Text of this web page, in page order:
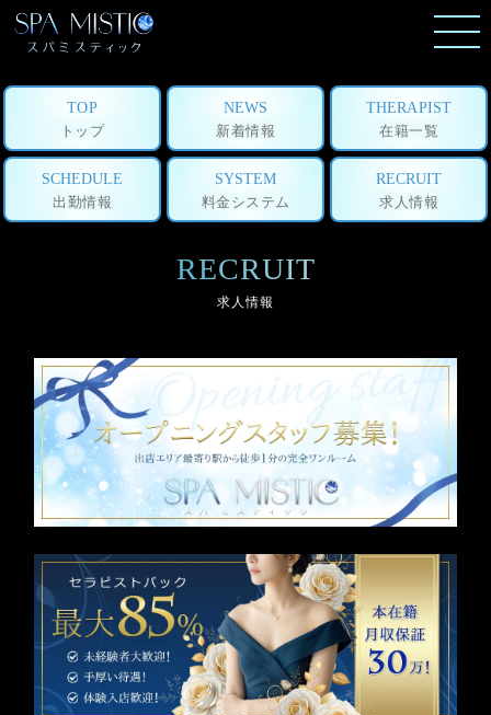
TOP
トップ
NEWS
新着情報
THERAPIST
在籍一覧
SCHEDULE
出勤情報
SYSTEM
料金システム
RECRUIT
求人情報
RECRUIT
求人情報